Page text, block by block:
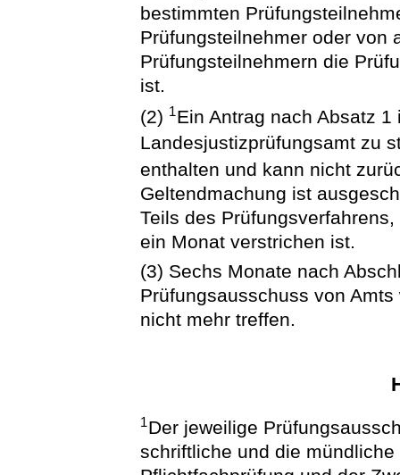
bestimmten
Prüfungsteilnehmer oder von
Prüfungsteilnehmern die
ist.
(2) 1Ein Antrag nach Absatz
Landesjustizprüfungsamt zu
enthalten und kann nicht
Geltendmachung ist
Teils des
ein Monat verstrichen ist.
(3) Sechs Monate nach
Prüfungsausschuss von
nicht mehr treffen.
1Der jeweilige
schriftliche und die